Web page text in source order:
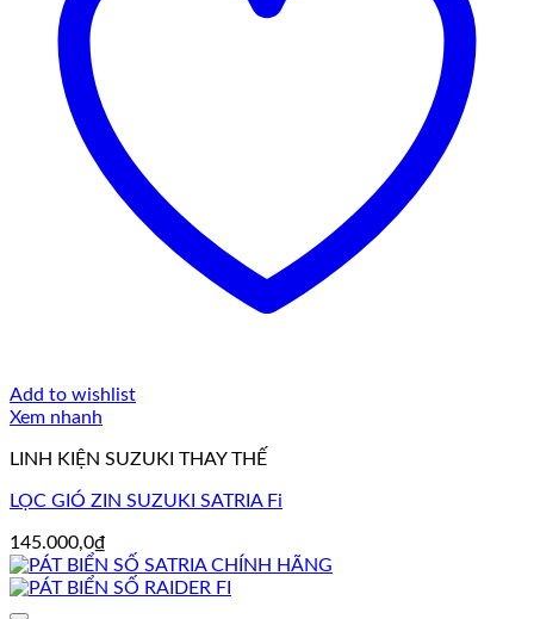
Add to wishlist
Xem nhanh
LINH KIỆN SUZUKI THAY THẾ
LỌC GIÓ ZIN SUZUKI SATRIA Fi
145.000,0₫